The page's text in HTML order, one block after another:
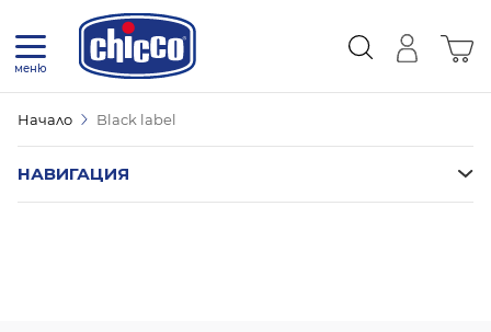
Прескачане към съдържанието
меню
Начало Black label
НАВИГАЦИЯ